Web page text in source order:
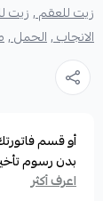
زيت للعقم ,زيت
الانجاب ,الحمل ,
أو قسم
بدون رسوم
اعرف أكثر